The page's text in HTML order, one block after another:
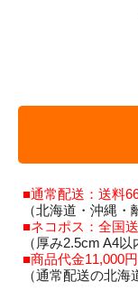
■通常配送：送料
（北海道・沖縄・
■ネコポス：全国
（厚み2.5cm A4
■商品代金11,000
（通常配送の北海